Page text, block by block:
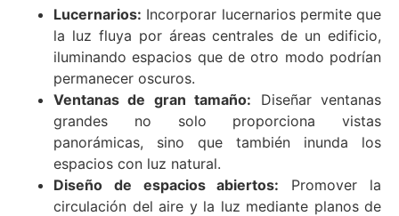
Lucernarios: Incorporar lucernarios permite que
la luz fluya por áreas centrales de un edificio,
iluminando espacios que de otro modo podrían
permanecer oscuros.
Ventanas de gran tamaño: Diseñar ventanas
grandes no solo proporciona vistas
panorámicas, sino que también inunda los
espacios con luz natural.
Diseño de espacios abiertos: Promover la
circulación del aire y la luz mediante planos de